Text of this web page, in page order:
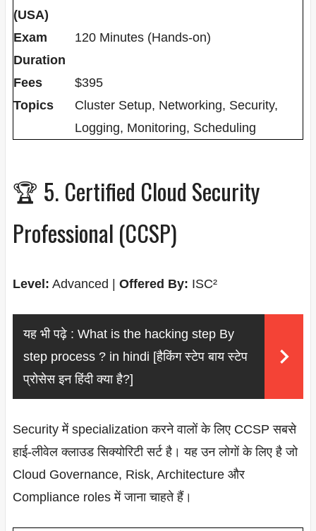
(USA)
Exam
Duration
120 Minutes (Hands-on)
Fees
$395
Topics
Cluster Setup, Networking, Security,
Logging, Monitoring, Scheduling
🏆 5. Certified Cloud Security
Professional (CCSP)
Level: Advanced | Offered By: ISC²
यह भी पढ़े : What is the hacking step By
step process ? in hindi [हैकिंग स्टेप बाय स्टेप
प्रोसेस इन हिंदी क्या है?]
Security में specialization करने वालों के लिए CCSP सबसे
हाई‑लीवेल क्लाउड सिक्योरिटी सर्ट है। यह उन लोगों के लिए है जो
Cloud Governance, Risk, Architecture और
Compliance roles में जाना चाहते हैं।